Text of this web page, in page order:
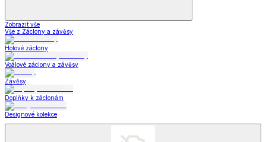
Zobrazit vše
Vše z Záclony a závěsy
Hotové záclony
Voálové záclony a závěsy
Závěsy
Doplňky k záclonám
Designové kolekce